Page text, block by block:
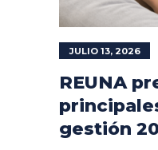
JULIO 13, 2026
REUNA
gestión